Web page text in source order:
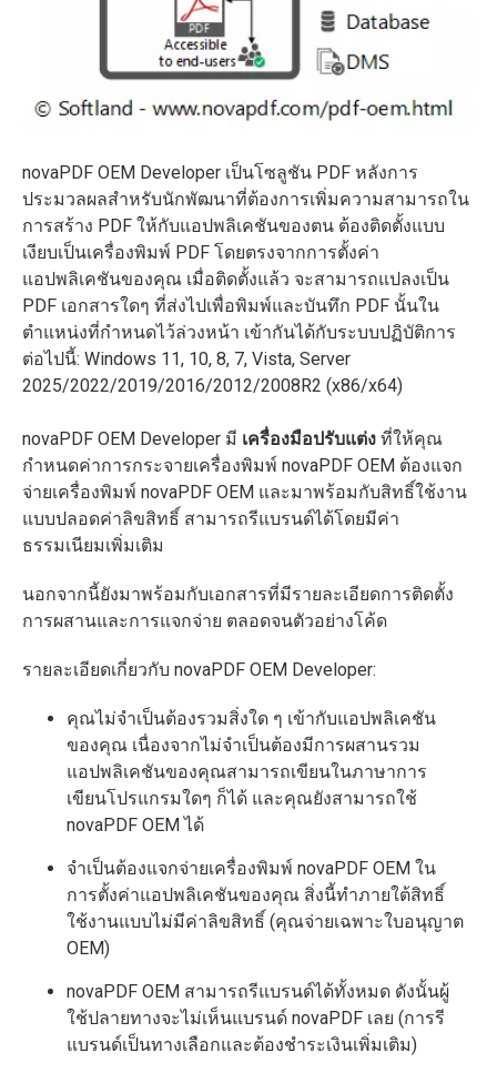
novaPDF OEM Developer เป็นโซลูชัน PDF หลังการ
ประมวลผลสำหรับนักพัฒนาที่ต้องการเพิ่มความสามารถใน
การสร้าง PDF ให้กับแอปพลิเคชันของตน ต้องติดตั้งแบบ
เงียบเป็นเครื่องพิมพ์ PDF โดยตรงจากการตั้งค่า
แอปพลิเคชันของคุณ เมื่อติดตั้งแล้ว จะสามารถแปลงเป็น
PDF เอกสารใดๆ ที่ส่งไปเพื่อพิมพ์และบันทึก PDF นั้นใน
ตำแหน่งที่กำหนดไว้ล่วงหน้า เข้ากันได้กับระบบปฏิบัติการ
ต่อไปนี้: Windows 11, 10, 8, 7, Vista, Server
2025/2022/2019/2016/2012/2008R2 (x86/x64)
novaPDF OEM Developer มี เครื่องมือปรับแต่ง ที่ให้คุณ
กำหนดค่าการกระจายเครื่องพิมพ์ novaPDF OEM ต้องแจก
จ่ายเครื่องพิมพ์ novaPDF OEM และมาพร้อมกับสิทธิ์ใช้งาน
แบบปลอดค่าลิขสิทธิ์ สามารถรีแบรนด์ได้โดยมีค่า
ธรรมเนียมเพิ่มเติม
นอกจากนี้ยังมาพร้อมกับเอกสารที่มีรายละเอียดการติดตั้ง
การผสานและการแจกจ่าย ตลอดจนตัวอย่างโค้ด
รายละเอียดเกี่ยวกับ novaPDF OEM Developer:
คุณไม่จำเป็นต้องรวมสิ่งใด ๆ เข้ากับแอปพลิเคชัน
ของคุณ เนื่องจากไม่จำเป็นต้องมีการผสานรวม
แอปพลิเคชันของคุณสามารถเขียนในภาษาการ
เขียนโปรแกรมใดๆ ก็ได้ และคุณยังสามารถใช้
novaPDF OEM ได้
จำเป็นต้องแจกจ่ายเครื่องพิมพ์ novaPDF OEM ใน
การตั้งค่าแอปพลิเคชันของคุณ สิ่งนี้ทำภายใต้สิทธิ์
ใช้งานแบบไม่มีค่าลิขสิทธิ์ (คุณจ่ายเฉพาะใบอนุญาต
OEM)
novaPDF OEM สามารถรีแบรนด์ได้ทั้งหมด ดังนั้นผู้
ใช้ปลายทางจะไม่เห็นแบรนด์ novaPDF เลย (การรี
แบรนด์เป็นทางเลือกและต้องชำระเงินเพิ่มเติม)